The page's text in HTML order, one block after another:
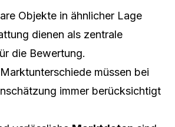
Objekte in ähnlicher Lage
dienen als zentrale
die Bewertung.
müssen bei
immer berücksichtigt